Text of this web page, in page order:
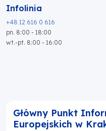
Infolinia
+48 12 616 0 616
pn. 8:00 - 18:00
wt.-pt. 8:00 - 16:00
Główny Punkt
Europejskich w